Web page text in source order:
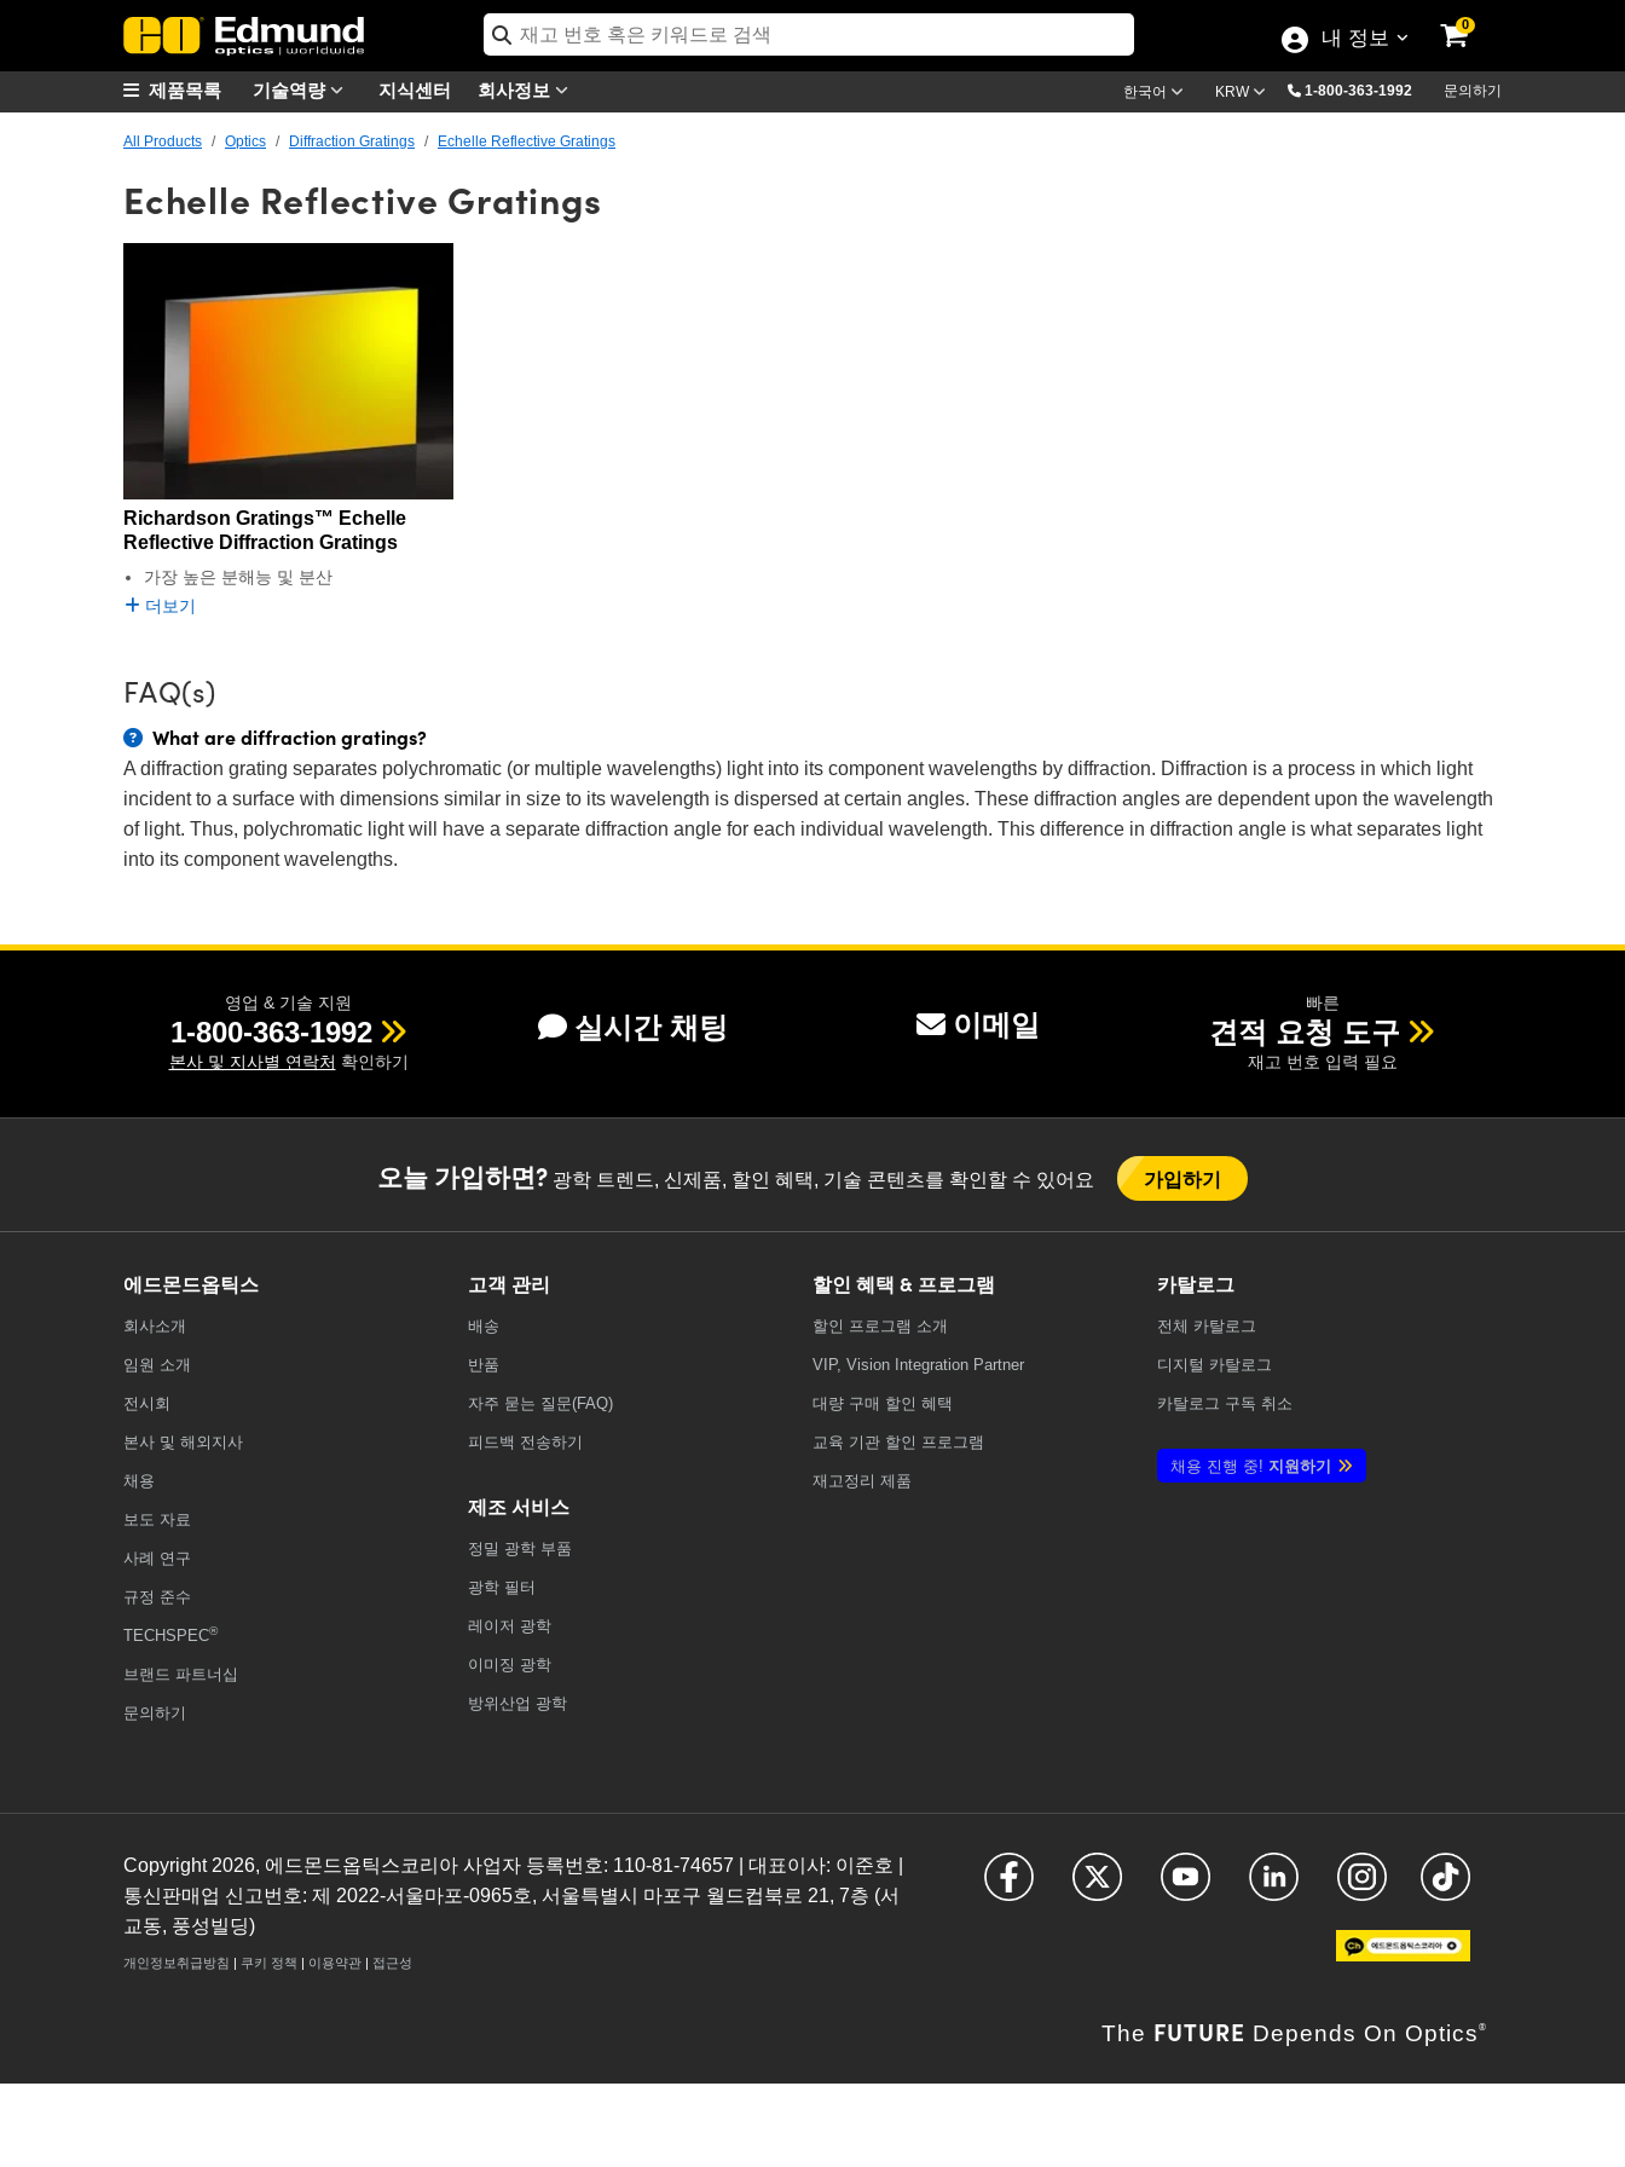
내 정보
0
기술역량 지식센터 회사정보 한국어 KRW 1-800-363-1992 문의하기
제품목록
All Products Optics Diffraction Gratings Echelle Reflective Gratings
Echelle Reflective Gratings
Richardson Gratings™ Echelle
Reflective Diffraction Gratings
가장 높은 분해능 및 분산
더보기
FAQ(s)
What are diffraction gratings?
A diffraction grating separates polychromatic (or multiple wavelengths) light into its component wavelengths by diffraction. Diffraction is a process in which light
incident to a surface with dimensions similar in size to its wavelength is dispersed at certain angles. These diffraction angles are dependent upon the wavelength
of light. Thus, polychromatic light will have a separate diffraction angle for each individual wavelength. This difference in diffraction angle is what separates light
into its component wavelengths.
영업 & 기술 지원
1-800-363-1992
본사 및 지사별 연락처 확인하기
실시간 채팅 이메일
빠른
견적 요청 도구
재고 번호 입력 필요
오늘 가입하면?광학 트렌드, 신제품, 할인 혜택, 기술 콘텐츠를 확인할 수 있어요 가입하기
에드몬드옵틱스
회사소개
임원 소개
전시회
본사 및 해외지사
채용
보도 자료
사례 연구
규정 준수
TECHSPEC®
브랜드 파트너십
문의하기
고객 관리
배송
반품
자주 묻는 질문(FAQ)
피드백 전송하기
제조 서비스
정밀 광학 부품
광학 필터
레이저 광학
이미징 광학
방위산업 광학
할인 혜택 & 프로그램
할인 프로그램 소개
VIP, Vision Integration Partner
대량 구매 할인 혜택
교육 기관 할인 프로그램
재고정리 제품
카탈로그
전체 카탈로그
디지털 카탈로그
카탈로그 구독 취소
채용 진행 중! 지원하기
Copyright 2026, 에드몬드옵틱스코리아 사업자 등록번호: 110-81-74657 | 대표이사: 이준호 |
통신판매업 신고번호: 제 2022-서울마포-0965호, 서울특별시 마포구 월드컵북로 21, 7층 (서
교동, 풍성빌딩)
개인정보취급방침 | 쿠키 정책 | 이용약관 | 접근성
The FUTURE Depends On Optics ®